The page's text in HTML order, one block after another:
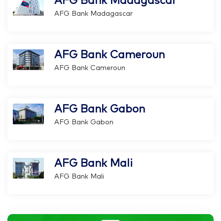
AFG Bank Madagascar
AFG Bank Cameroun
AFG Bank Cameroun
AFG Bank Gabon
AFG Bank Gabon
AFG Bank Mali
AFG Bank Mali